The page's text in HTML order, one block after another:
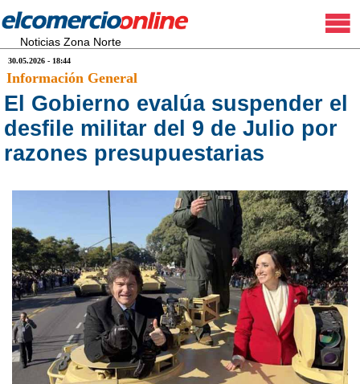
Noticias Zona Norte
30.05.2026 - 18:44
Información General
El Gobierno evalúa suspender el
desfile militar del 9 de Julio por
razones presupuestarias